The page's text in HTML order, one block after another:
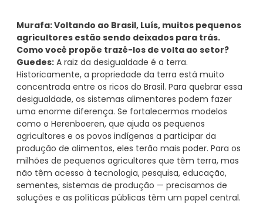
Murafa: Voltando ao Brasil, Luís, muitos pequenos
agricultores estão sendo deixados para trás.
Como você propõe trazê-los de volta ao setor?
Guedes: A raiz da desigualdade é a terra.
Historicamente, a propriedade da terra está muito
concentrada entre os ricos do Brasil. Para quebrar essa
desigualdade, os sistemas alimentares podem fazer
uma enorme diferença. Se fortalecermos modelos
como o Herenboeren, que ajuda os pequenos
agricultores e os povos indígenas a participar da
produção de alimentos, eles terão mais poder. Para os
milhões de pequenos agricultores que têm terra, mas
não têm acesso à tecnologia, pesquisa, educação,
sementes, sistemas de produção — precisamos de
soluções e as políticas públicas têm um papel central.